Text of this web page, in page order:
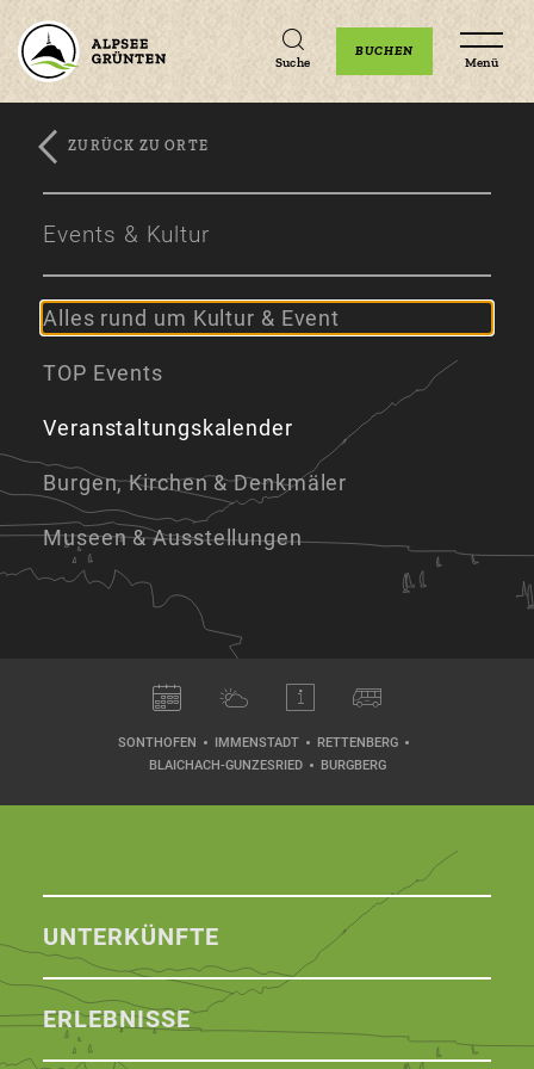
Zum
Zur
Zum
Suche
BUCHEN
Menü
ZURÜCK ZU ORTE
Events & Kultur
Alles rund um Kultur & Event
TOP Events
Veranstaltungskalender
Burgen, Kirchen & Denkmäler
Museen & Ausstellungen
SONTHOFEN IMMENSTADT
RETTENBERG
BLAICHACH-GUNZESRIED
BURGBERG
UNTERKÜNFTE
ERLEBNISSE
Unterkünfte Veranstaltungen